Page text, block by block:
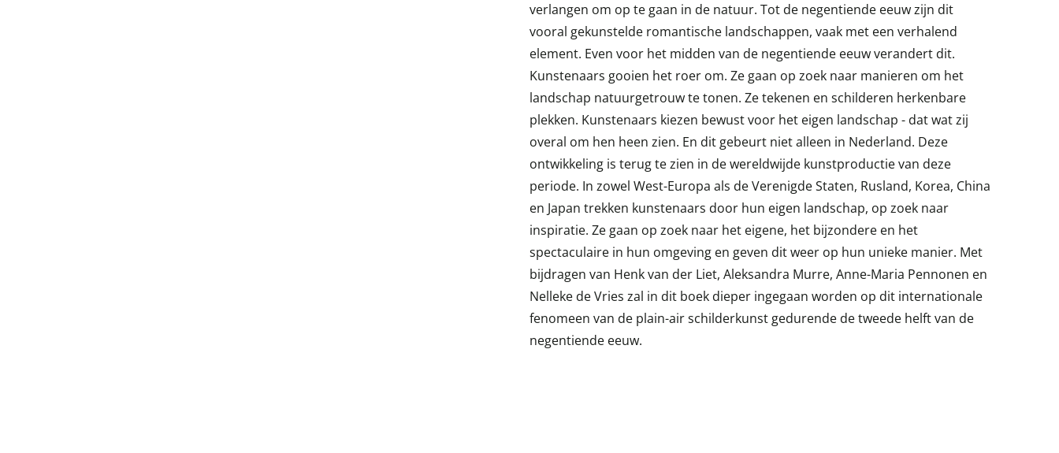
verlangen om op te gaan in de natuur. Tot de negentiende eeuw zijn dit
vooral gekunstelde romantische landschappen, vaak met een verhalend
element. Even voor het midden van de negentiende eeuw verandert dit.
Kunstenaars gooien het roer om. Ze gaan op zoek naar manieren om het
landschap natuurgetrouw te tonen. Ze tekenen en schilderen herkenbare
plekken. Kunstenaars kiezen bewust voor het eigen landschap - dat wat zij
overal om hen heen zien. En dit gebeurt niet alleen in Nederland. Deze
ontwikkeling is terug te zien in de wereldwijde kunstproductie van deze
periode. In zowel West-Europa als de Verenigde Staten, Rusland, Korea, China
en Japan trekken kunstenaars door hun eigen landschap, op zoek naar
inspiratie. Ze gaan op zoek naar het eigene, het bijzondere en het
spectaculaire in hun omgeving en geven dit weer op hun unieke manier. Met
bijdragen van Henk van der Liet, Aleksandra Murre, Anne-Maria Pennonen en
Nelleke de Vries zal in dit boek dieper ingegaan worden op dit internationale
fenomeen van de plain-air schilderkunst gedurende de tweede helft van de
negentiende eeuw.